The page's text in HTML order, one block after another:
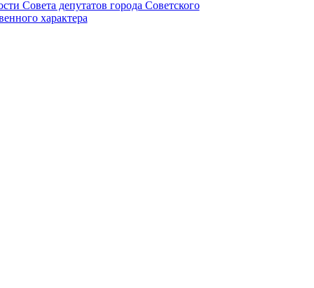
Совета депутатов города Советского
характера